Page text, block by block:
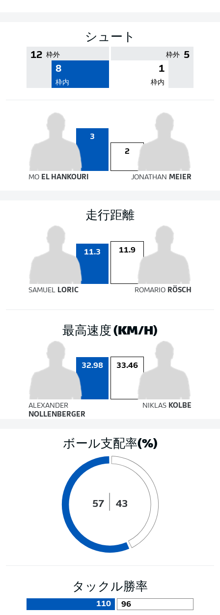
シュート
12 枠外
8
枠内
5
枠外
1
枠内
3
2
MO EL HANKOURI JONATHANMEIER
走行距離
11.3 11.9
SAMUEL LORIC ROMARIO RÖSCH
最高速度 (KM/H)
32.98 33.46
ALEXANDER
NOLLENBERGER
NIKLAS KOLBE
ボール支配率(%)
57 43
タックル勝率
110 96